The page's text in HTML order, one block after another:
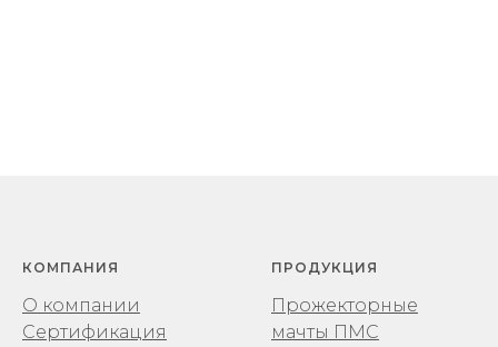
КОМПАНИЯ
О компании
Сертификация
ПРОДУКЦИЯ
Прожекторные
мачты ПМС